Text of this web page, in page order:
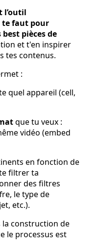
l’outil
te faut pour
pièces de
et t'en inspirer
tes contenus.
:
quel appareil (cell,
que tu veux :
vidéo (embed
en fonction de
filtrer ta
des filtres
le type de
etc.).
la construction de
le processus est